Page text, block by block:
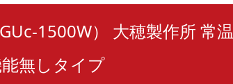
1500W） 大穂製作所 常温
無しタイプ